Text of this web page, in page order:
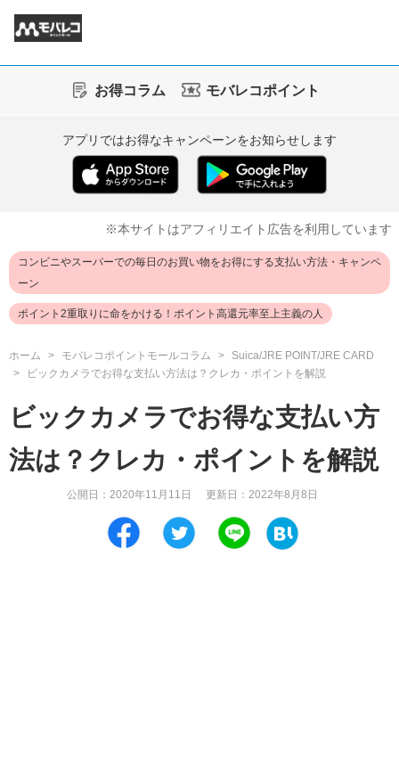
お得コラム モバレコポイント
アプリではお得なキャンペーンをお知らせします
※本サイトはアフィリエイト広告を利用しています
コンビニやスーパーでの毎日のお買い物をお得にする支払い方法・キャンペ
ーン
ポイント2重取りに命をかける！ポイント高還元率至上主義の人
ホーム モバレコポイントモールコラム
Suica/JRE POINT/JRE CARD
ビックカメラでお得な支払い方法は？クレカ・ポイントを解説
ビックカメラでお得な支払い方
法は？クレカ・ポイントを解説
公開日： 2020年11月11日 更新日： 2022年8月8日